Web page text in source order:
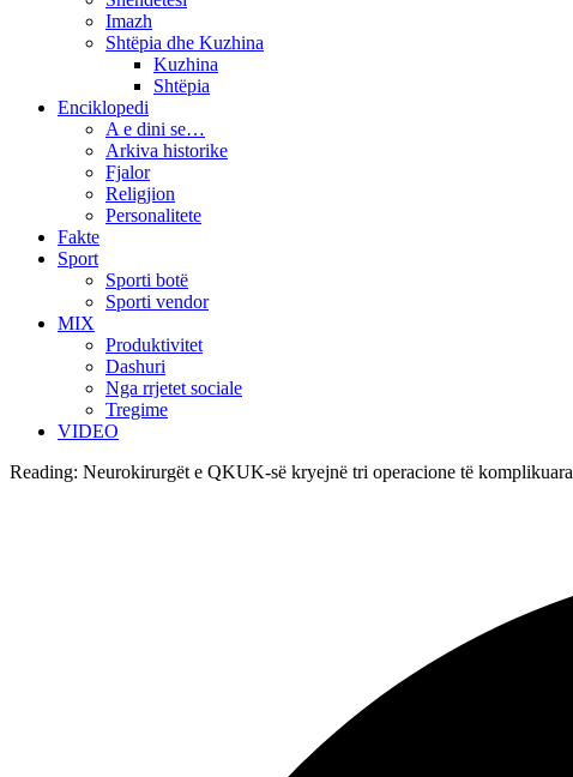
Imazh
Shtëpia dhe Kuzhina
Kuzhina
Shtëpia
Enciklopedi
A e dini se…
Arkiva historike
Fjalor
Religjion
Personalitete
Fakte
Sport
Sporti botë
Sporti vendor
MIX
Produktivitet
Dashuri
Nga rrjetet sociale
Tregime
VIDEO
Reading: Neurokirurgët e QKUK-së kryejnë tri operacione të komplikuara